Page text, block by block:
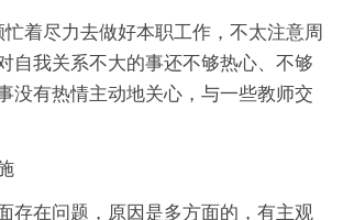
忙着尽力去做好本职工作，不太注意周
自我关系不大的事还不够热心、不够
没有热情主动地关心，与一些教师交
存在问题，原因是多方面的，有主观